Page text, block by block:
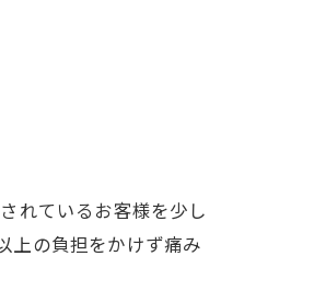
れているお客様を少し
上の負担をかけず痛み